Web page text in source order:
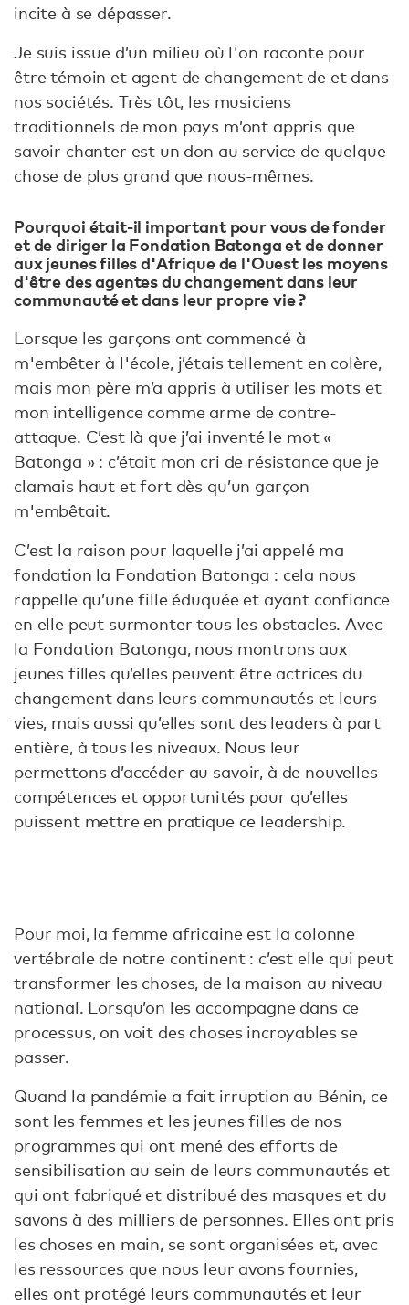
incite à se dépasser.
Je suis issue d’un milieu où l'on raconte pour
être témoin et agent de changement de et dans
nos sociétés. Très tôt, les musiciens
traditionnels de mon pays m’ont appris que
savoir chanter est un don au service de quelque
chose de plus grand que nous-mêmes.
Pourquoi était-il important pour vous de fonder
et de diriger la Fondation Batonga et de donner
aux jeunes filles d'Afrique de l'Ouest les moyens
d'être des agentes du changement dans leur
communauté et dans leur propre vie ?
Lorsque les garçons ont commencé à
m'embêter à l'école, j’étais tellement en colère,
mais mon père m’a appris à utiliser les mots et
mon intelligence comme arme de contre-
attaque. C’est là que j’ai inventé le mot «
Batonga » : c’était mon cri de résistance que je
clamais haut et fort dès qu’un garçon
m'embêtait.
C’est la raison pour laquelle j’ai appelé ma
fondation la Fondation Batonga : cela nous
rappelle qu’une fille éduquée et ayant confiance
en elle peut surmonter tous les obstacles. Avec
la Fondation Batonga, nous montrons aux
jeunes filles qu’elles peuvent être actrices du
changement dans leurs communautés et leurs
vies, mais aussi qu’elles sont des leaders à part
entière, à tous les niveaux. Nous leur
permettons d’accéder au savoir, à de nouvelles
compétences et opportunités pour qu’elles
puissent mettre en pratique ce leadership.
Pour moi, la femme africaine est la colonne
vertébrale de notre continent : c’est elle qui peut
transformer les choses, de la maison au niveau
national. Lorsqu’on les accompagne dans ce
processus, on voit des choses incroyables se
passer.
Quand la pandémie a fait irruption au Bénin, ce
sont les femmes et les jeunes filles de nos
programmes qui ont mené des efforts de
sensibilisation au sein de leurs communautés et
qui ont fabriqué et distribué des masques et du
savons à des milliers de personnes. Elles ont pris
les choses en main, se sont organisées et, avec
les ressources que nous leur avons fournies,
elles ont protégé leurs communautés et leur